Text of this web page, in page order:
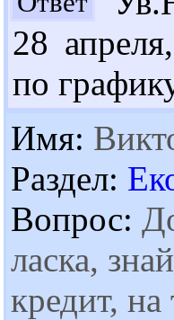
28
по
Имя:
Раздел:
Вопрос:
ласка,
кредит,